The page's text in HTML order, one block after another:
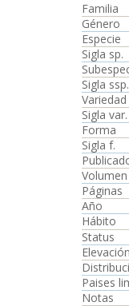
Familia
Género
Especie
Sigla sp.
Sigla ssp.
Variedad
Sigla var.
Forma
Sigla f.
Volumen
Páginas
Año
Hábito
Status
Paises
Notas